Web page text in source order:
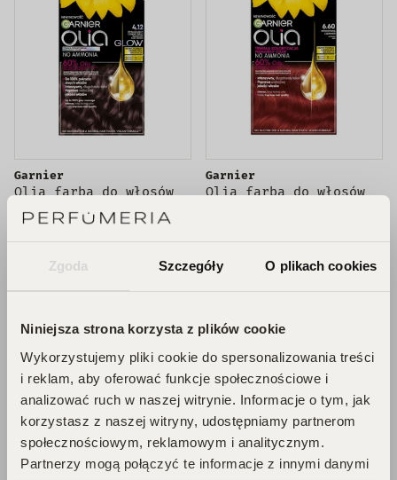
Zgoda Szczegóły O plikach cookies
Niniejsza strona korzysta z plików cookie
Wykorzystujemy pliki cookie do spersonalizowania treści
i reklam, aby oferować funkcje społecznościowe i
analizować ruch w naszej witrynie. Informacje o tym, jak
korzystasz z naszej witryny, udostępniamy partnerom
społecznościowym, reklamowym i analitycznym.
Partnerzy mogą połączyć te informacje z innymi danymi
DODAJ DO KOSZYKA
Garnier
Olia farba do włosów
Ciemny Brąz
24,50 zł
DODAJ DO KOSZYKA
Garnier
Olia farba do włosów
25,00 zł